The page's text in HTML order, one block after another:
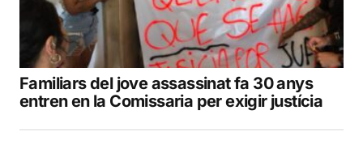
Familiars del jove assassinat fa 30 anys
entren en la Comissaria per exigir justícia